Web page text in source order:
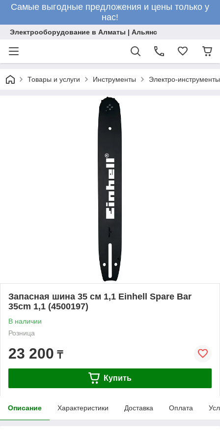
Самые выгодные предложения и цены только у
нас!
Электрооборудование в Алматы | Альянс
Товары и услуги Инструменты Электро-
Запасная шина 35 см 1,1 Einhell Spare Bar
35cm 1,1 (4500197)
В наличии
Розница
23 200 ₸
Купить
Описание Характеристики Доставка Оплата